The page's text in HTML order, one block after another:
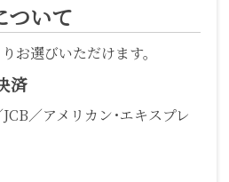
ついて
お選びいただけます。
済
／アメリカン･エキスプレ